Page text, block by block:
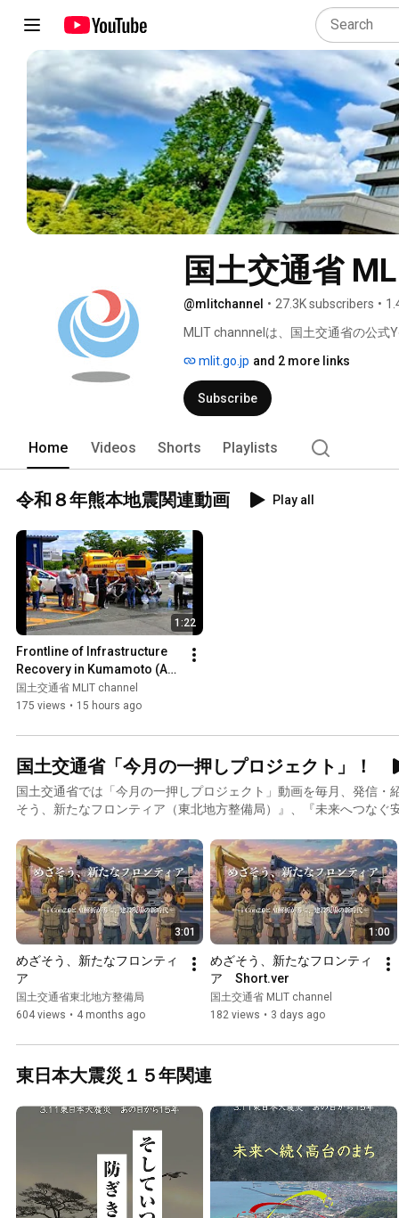
国土交通省
@mlitchannel • 27.3K subscribers •
MLIT channnelは、国土交通省の公式
mlit.go.jp and 2 more links
Subscribe
Home Videos Shorts Playlists
令和８年熊本地震関連動画 Play all
1:22
Frontline of Infrastructure
Recovery in Kumamoto (As
of August 7)
国土交通省 MLIT channel
175 views • 15 hours ago
国土交通省「今月の一押しプロジェクト」！
国土交通省では「今月の一押しプロジェクト」動画を毎月、発信・
そう、新たなフロンティア（東北地方整備局）』、『未来へつな
3:01
めざそう、新たなフロンティ
ア
国土交通省東北地方整備局
604 views • 4 months ago
1:00
めざそう、新たなフロンティ
ア　Short.ver
国土交通省 MLIT channel
182 views • 3 days ago
東日本大震災１５年関連